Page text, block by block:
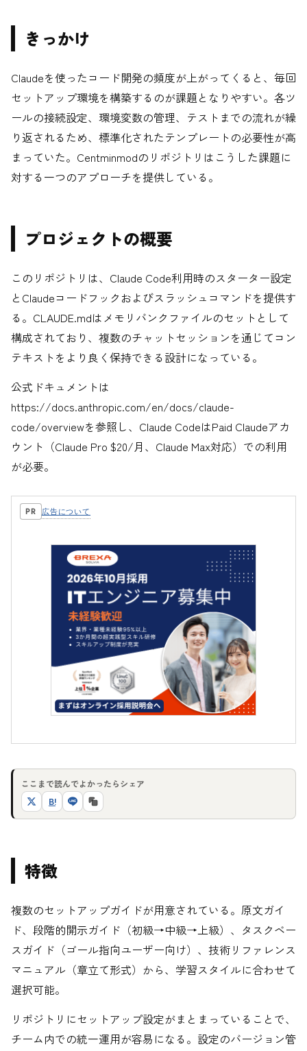
きっかけ
Claudeを使ったコード開発の頻度が上がってくると、毎回
セットアップ環境を構築するのが課題となりやすい。各ツ
ールの接続設定、環境変数の管理、テストまでの流れが繰
り返されるため、標準化されたテンプレートの必要性が高
まっていた。Centminmodのリポジトリはこうした課題に
対する一つのアプローチを提供している。
プロジェクトの概要
このリポジトリは、Claude Code利用時のスターター設定
とClaudeコードフックおよびスラッシュコマンドを提供す
る。CLAUDE.mdはメモリバンクファイルのセットとして
構成されており、複数のチャットセッションを通じてコン
テキストをより良く保持できる設計になっている。
公式ドキュメントは
https://docs.anthropic.com/en/docs/claude-
code/overviewを参照し、Claude CodeはPaid Claudeアカ
ウント（Claude Pro $20/月、Claude Max対応）での利用
が必要。
PR 広告について
ここまで読んでよかったらシェア
B!
特徴
複数のセットアップガイドが用意されている。原文ガイ
ド、段階的開示ガイド（初級→中級→上級）、タスクベー
スガイド（ゴール指向ユーザー向け）、技術リファレンス
マニュアル（章立て形式）から、学習スタイルに合わせて
選択可能。
リポジトリにセットアップ設定がまとまっていることで、
チーム内での統一運用が容易になる。設定のバージョン管